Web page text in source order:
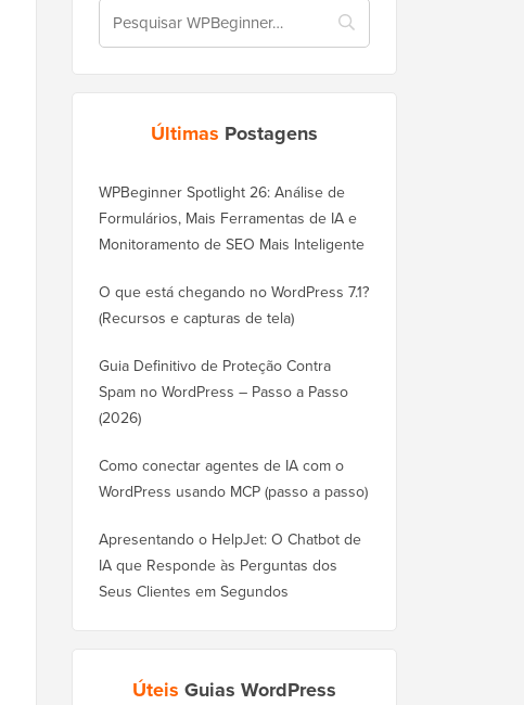
Últimas Postagens
WPBeginner Spotlight 26: Análise de
Formulários, Mais Ferramentas de IA e
Monitoramento de SEO Mais Inteligente
O que está chegando no WordPress 7.1?
(Recursos e capturas de tela)
Guia Definitivo de Proteção Contra
Spam no WordPress – Passo a Passo
(2026)
Como conectar agentes de IA com o
WordPress usando MCP (passo a passo)
Apresentando o HelpJet: O Chatbot de
IA que Responde às Perguntas dos
Seus Clientes em Segundos
Úteis Guias WordPress